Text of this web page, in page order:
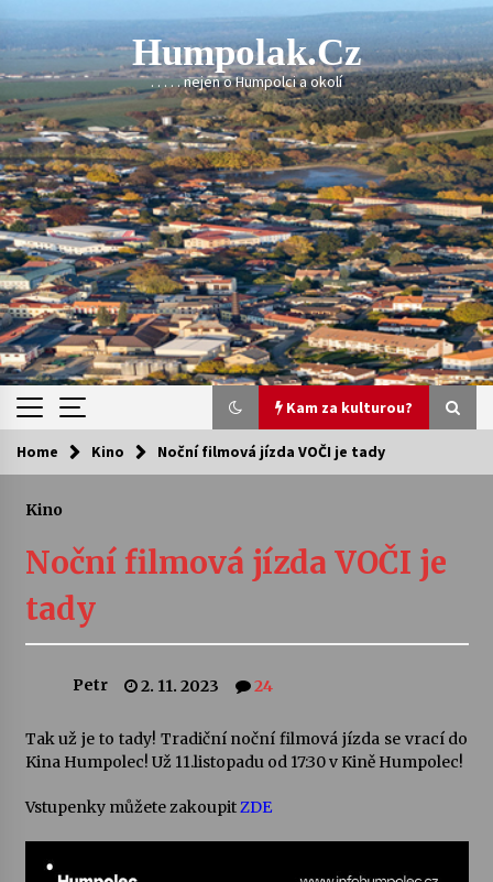
content
Humpolak.cz
. . . . . nejen o Humpolci a okolí
Kam za kulturou?
Kam za kulturou?
Sukuba Ensemble
4. 8. 2026
kapkou
Veselí muzikanti
30. 7. 2026
Home Kino Noční filmová jízda VOČI je tady
Kino
Noční filmová jízda VOČI je
tady
Petr 2. 11. 2023 24
Tak už je to tady! Tradiční noční filmová jízda se vrací do
Kina Humpolec! Už 11.listopadu od 17:30 v Kině Humpolec!
Vstupenky můžete zakoupitZDE